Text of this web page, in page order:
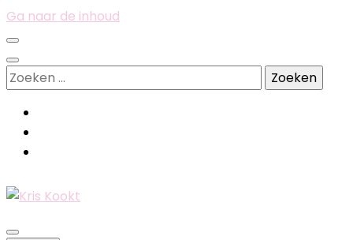
Ga naar de inhoud
Zoeken
naar:
Belgische foodblog